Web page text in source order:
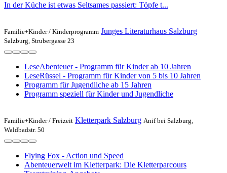
In der Küche ist etwas Seltsames passiert: Töpfe t...
Familie+Kinder / Kinderprogramm Junges Literaturhaus Salzburg
Salzburg, Strubergasse 23
LeseAbenteuer - Programm für Kinder ab 10 Jahren
LeseRüssel - Programm für Kinder von 5 bis 10 Jahren
Programm für Jugendliche ab 15 Jahren
Programm speziell für Kinder und Jugendliche
Familie+Kinder / Freizeit Kletterpark Salzburg Anif bei Salzburg,
Waldbadstr. 50
Flying Fox - Action und Speed
Abenteuerwelt im Kletterpark: Die Kletterparcours